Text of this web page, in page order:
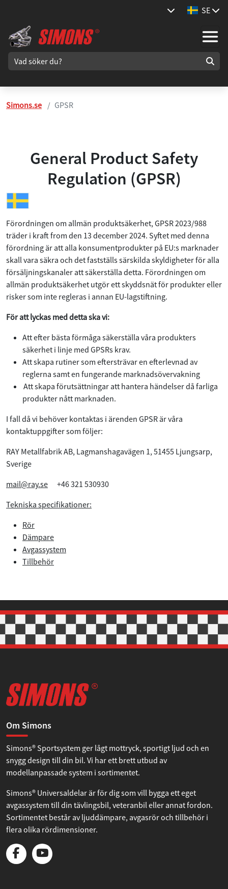
Vi använder enhetsidentifierare för att anpassa innehållet
och annonserna till användarna, tillhandahålla funktioner
för sociala medier och analysera vår trafik. Vi
information från din enhet till de sociala medier och
Dessa kan i sin tur kombinera informationen med annan
information som du har tillhandahållit eller som de har
samlat in när du har använt deras tjänster.
Samtyckesval
Nödvändig
SE
Simons.se GPSR
General Product Safety
Regulation (GPSR)
Förordningen om allmän produktsäkerhet, GPSR 2023/988
träder i kraft from den 13 december 2024. Syftet med denna
förordning är att alla konsumentprodukter på EU:s marknader
skall vara säkra och det fastställs särskilda skyldigheter för alla
försäljningskanaler att säkerställa detta. Förordningen om
allmän produktsäkerhet utgör ett skyddsnät för produkter eller
risker som inte regleras i annan EU-lagstiftning.
För att lyckas med detta ska vi:
Att efter bästa förmåga säkerställa våra produkters
säkerhet i linje med GPSRs krav.
Att skapa rutiner som eftersträvar en efterlevnad av
reglerna samt en fungerande marknadsövervakning
Att skapa förutsättningar att hantera händelser då farliga
produkter nått marknaden.
I fall då vi behöver kontaktas i ärenden GPSR är våra
kontaktuppgifter som följer:
RAY Metallfabrik AB, Lagmanshagavägen 1, 51455 Ljungsarp,
Sverige
mail@ray.se +46 321 530930
Tekniska specifikationer:
Rör
Dämpare
Avgassystem
Tillbehör
Om Simons
Simons® Sportsystem ger lågt mottryck, sportigt ljud och en
snygg design till din bil. Vi har ett brett utbud av
modellanpassade system i sortimentet.
Simons® Universaldelar är för dig som vill bygga ett eget
avgassystem till din tävlingsbil, veteranbil eller annat fordon.
Sortimentet består av ljuddämpare, avgasrör och tillbehör i
flera olika rördimensioner.